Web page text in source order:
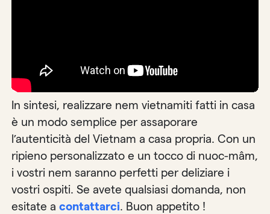
In sintesi, realizzare nem vietnamiti fatti in casa
è un modo semplice per assaporare
l’autenticità del Vietnam a casa propria. Con un
ripieno personalizzato e un tocco di nuoc-mâm,
i vostri nem saranno perfetti per deliziare i
vostri ospiti. Se avete qualsiasi domanda, non
esitate acontattarci. Buon appetito !